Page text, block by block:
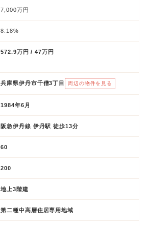
7,000万円
8.18%
572.9万円 / 47万円
兵庫県伊丹市千僧3丁目 周辺の物件を見る
1984年6月
阪急伊丹線 伊丹駅 徒歩13分
60
200
地上3階建
第二種中高層住居専用地域